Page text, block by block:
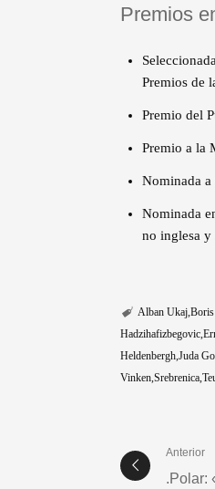
Premios
Premios de
Premio del
Premio a la
Nominada
Nominada
no inglesa y
Alban Ukaj
Hadzihafizbegovic
Heldenbergh Juda
Vinken Srebrenica
Anterior
.Polar: